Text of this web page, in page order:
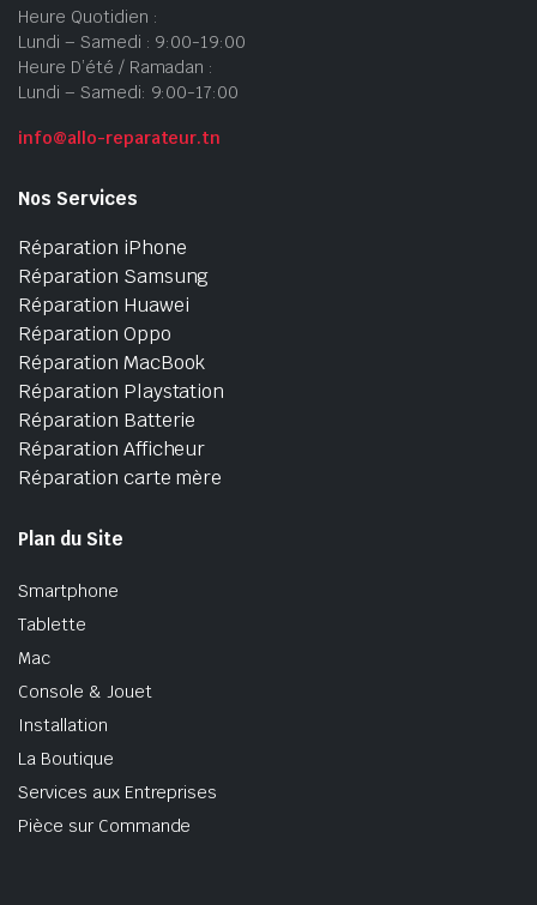
Heure Quotidien :
Lundi – Samedi : 9:00-19:00
Heure D’été / Ramadan :
Lundi – Samedi: 9:00-17:00
info@allo-reparateur.tn
Nos Services
Réparation iPhone
Réparation Samsung
Réparation Huawei
Réparation Oppo
Réparation MacBook
Réparation Playstation
Réparation Batterie
Réparation Afficheur
Réparation carte mère
Plan du Site
Smartphone
Tablette
Mac
Console & Jouet
Installation
La Boutique
Services aux Entreprises
Pièce sur Commande